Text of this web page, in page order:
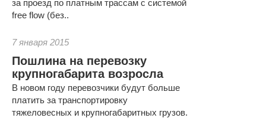
за проезд по платным трассам с системой
free flow (без..
7 января 2015
Пошлина на перевозку
крупногабарита возросла
В новом году перевозчики будут больше
платить за транспортировку
тяжеловесных и крупногабаритных грузов.